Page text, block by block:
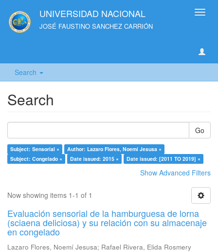
UNIVERSIDAD NACIONAL
JOSÉ FAUSTINO SANCHEZ CARRIÓN
Search
Search
Go
Subject: Sensorial ×
Author: Lazaro Flores, Noemí Jesusa ×
Subject: Congelado ×
Date issued: 2015 × Date issued: [2011 TO 2019] ×
Show Advanced Filters
Now showing items 1-1 of 1
Evaluación sensorial de la hamburguesa de lorna
(sciaena deliciosa) y su relación con su almacenaje
en congelado
Lazaro Flores, Noemí Jesusa; Rafael Rivera, Elida Rosmery